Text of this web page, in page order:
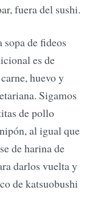
fuera del sushi.
de fideos
es de
huevo y
Sigamos
de pollo
al igual que
de harina de
darlos vuelta y
de katsuobushi